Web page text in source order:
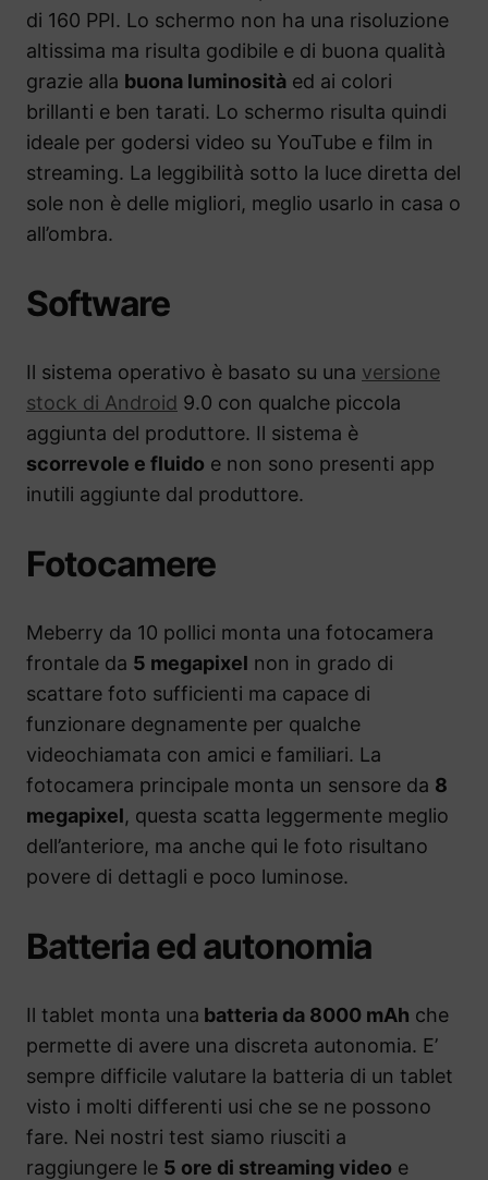
di 160 PPI. Lo schermo non ha una risoluzione
altissima ma risulta godibile e di buona qualità
grazie alla buona luminosità ed ai colori
brillanti e ben tarati. Lo schermo risulta quindi
ideale per godersi video su YouTube e film in
streaming. La leggibilità sotto la luce diretta del
sole non è delle migliori, meglio usarlo in casa o
all’ombra.
Software
Il sistema operativo è basato su una versione
stock di Android 9.0 con qualche piccola
aggiunta del produttore. Il sistema è
scorrevole e fluido e non sono presenti app
inutili aggiunte dal produttore.
Fotocamere
Meberry da 10 pollici monta una fotocamera
frontale da 5 megapixel non in grado di
scattare foto sufficienti ma capace di
funzionare degnamente per qualche
videochiamata con amici e familiari. La
fotocamera principale monta un sensore da 8
megapixel, questa scatta leggermente meglio
dell’anteriore, ma anche qui le foto risultano
povere di dettagli e poco luminose.
Batteria ed autonomia
Il tablet monta una batteria da 8000 mAh che
permette di avere una discreta autonomia. E’
sempre difficile valutare la batteria di un tablet
visto i molti differenti usi che se ne possono
fare. Nei nostri test siamo riusciti a
raggiungere le 5 ore di streaming video e